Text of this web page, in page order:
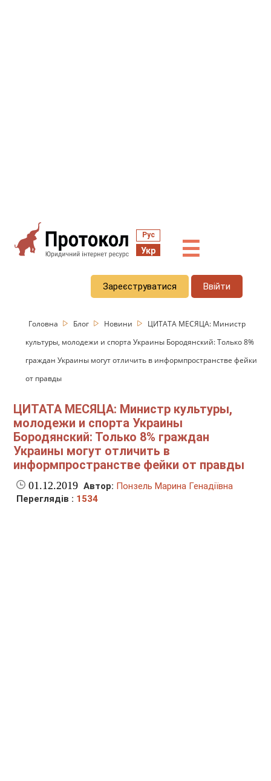
Рус
Укр ☰
Зареєструватися Ввійти
Головна Блог Новини
ЦИТАТА МЕСЯЦА: Министр
культуры, молодежи и спорта Украины Бородянский: Только 8%
граждан Украины могут отличить в информпространстве фейки
от правды
ЦИТАТА МЕСЯЦА: Министр культуры,
молодежи и спорта Украины
Бородянский: Только 8% граждан
Украины могут отличить в
информпространстве фейки от правды
01.12.2019 Автор: Понзель Марина Генадіївна
Переглядів : 1534